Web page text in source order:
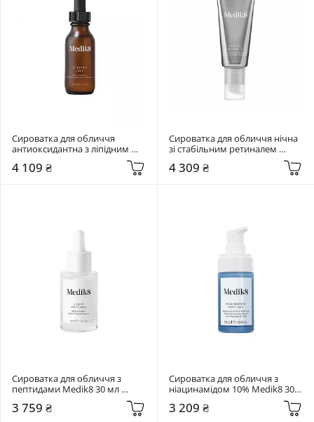
Сироватка для обличчя
антиоксидантна з ліпідним
вітаміном С Medik8 30 мл C-
Tetra Luxe
4 109 ₴
Сироватка для обличчя нічна
зі стабільним ретиналем
Retinal 6
4 309 ₴
Сироватка для обличчя з
пептидами Medik8 30 мл
3 759 ₴
Сироватка для обличчя з
ніацинамідом 10% Medik8 30
3 209 ₴